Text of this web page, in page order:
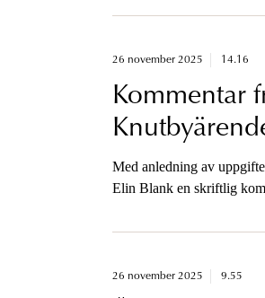
26 november 2025 14.16
Kommentar
Med anledning av
Elin Blank en skriftlig
26 november 2025 9.55